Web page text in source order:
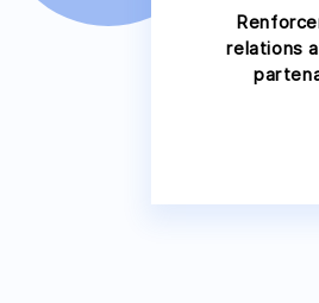
relations